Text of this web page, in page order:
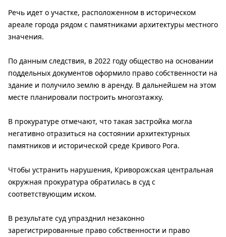
Речь идет о участке, расположенном в историческом
ареале города рядом с памятниками архитектуры местного
значения.
По данным следствия, в 2022 году общество на основании
поддельных документов оформило право собственности на
здание и получило землю в аренду. В дальнейшем на этом
месте планировали построить многоэтажку.
В прокуратуре отмечают, что такая застройка могла
негативно отразиться на состоянии архитектурных
памятников и исторической среде Кривого Рога.
Чтобы устранить нарушения, Криворожская центральная
окружная прокуратура обратилась в суд с
соответствующим иском.
В результате суд упразднил незаконно
зарегистрированные право собственности и право